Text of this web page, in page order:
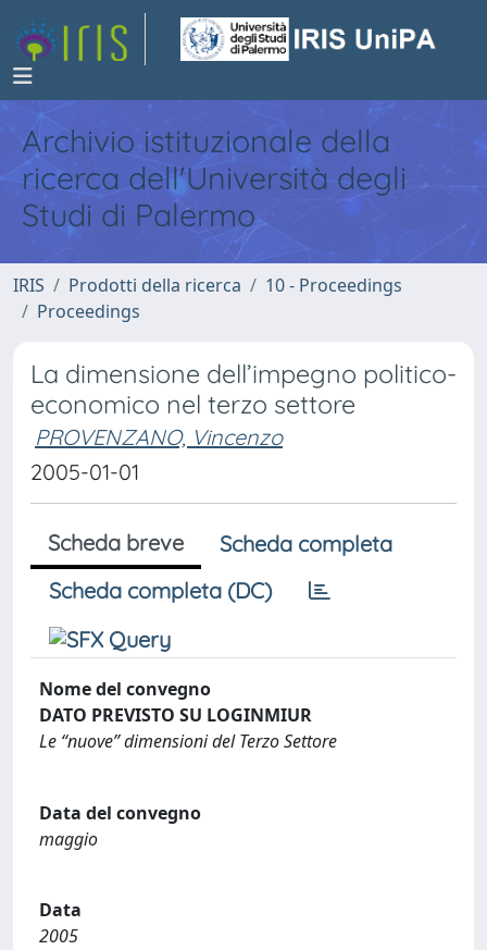
Archivio istituzionale della
ricerca dell'Università degli
Studi di Palermo
IRIS Prodotti della ricerca
10 - Proceedings
Proceedings
La dimensione dell’impegno politico-
economico nel terzo settore
PROVENZANO, Vincenzo
2005-01-01
Scheda breve
Scheda completa
Scheda completa (DC)
Nome del convegno
DATO PREVISTO SU LOGINMIUR
Le “nuove” dimensioni del Terzo Settore
Data del convegno
maggio
Data
2005